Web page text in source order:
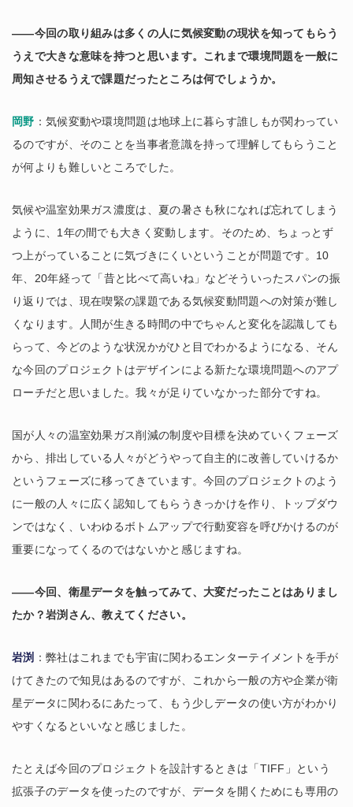
――今回の取り組みは多くの人に気候変動の現状を知ってもらう
うえで大きな意味を持つと思います。これまで環境問題を一般に
周知させるうえで課題だったところは何でしょうか。
岡野 ：気候変動や環境問題は地球上に暮らす誰しもが関わってい
るのですが、そのことを当事者意識を持って理解してもらうこと
が何よりも難しいところでした。
気候や温室効果ガス濃度は、夏の暑さも秋になれば忘れてしまう
ように、1年の間でも大きく変動します。そのため、ちょっとず
つ上がっていることに気づきにくいということが問題です。10
年、20年経って「昔と比べて高いね」などそういったスパンの振
り返りでは、現在喫緊の課題である気候変動問題への対策が難し
くなります。人間が生きる時間の中でちゃんと変化を認識しても
らって、今どのような状況かがひと目でわかるようになる、そん
な今回のプロジェクトはデザインによる新たな環境問題へのアプ
ローチだと思いました。我々が足りていなかった部分ですね。
国が人々の温室効果ガス削減の制度や目標を決めていくフェーズ
から、排出している人々がどうやって自主的に改善していけるか
というフェーズに移ってきています。今回のプロジェクトのよう
に一般の人々に広く認知してもらうきっかけを作り、トップダウ
ンではなく、いわゆるボトムアップで行動変容を呼びかけるのが
重要になってくるのではないかと感じますね。
――今回、衛星データを触ってみて、大変だったことはありまし
たか？岩渕さん、教えてください。
岩渕 ：弊社はこれまでも宇宙に関わるエンターテイメントを手が
けてきたので知見はあるのですが、これから一般の方や企業が衛
星データに関わるにあたって、もう少しデータの使い方がわかり
やすくなるといいなと感じました。
たとえば今回のプロジェクトを設計するときは「TIFF」という
拡張子のデータを使ったのですが、データを開くためにも専用の